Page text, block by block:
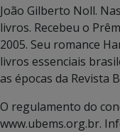
João Gilberto Noll.
livros. Recebeu o
2005. Seu romance
livros essenciais
as épocas da Revista
O regulamento do
www.ubems.org.br.